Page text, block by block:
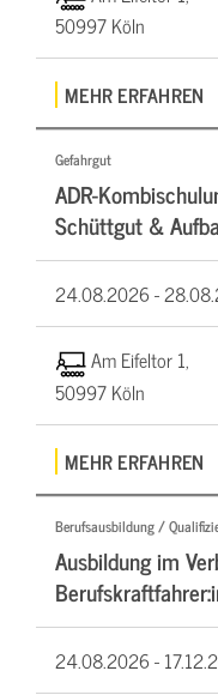
50997 Köln
MEHR ERFAHREN
Gefahrgut
ADR-
Schüttgut &
24.08.2026 -
Am Eifeltor 1,
50997 Köln
MEHR ERFAHREN
Berufsausbildung /
Ausbildung im
24.08.2026 -